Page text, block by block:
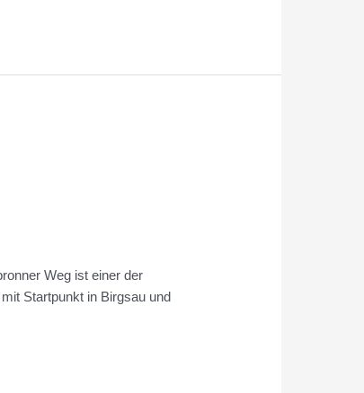
Weg ist einer der
Startpunkt in Birgsau und